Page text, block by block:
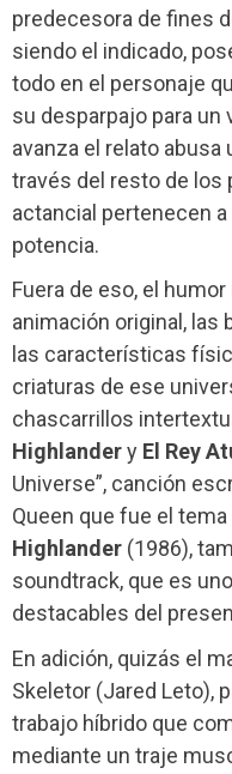
predecesora de fines
siendo el indicado,
todo en el personaje
su desparpajo para un
avanza el relato abusa
través del resto de los
actancial pertenecen
potencia.
Fuera de eso, el
animación original, las
las características
criaturas de ese
chascarrillos
Highlandery El Rey
Universe”, canción
Queen que fue el
Highlander (1986),
soundtrack, que es
destacables del
En adición, quizás el
Skeletor (Jared Leto),
trabajo híbrido que
mediante un traje